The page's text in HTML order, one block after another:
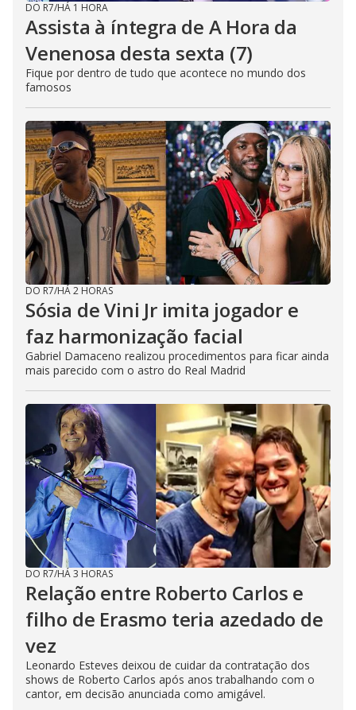
DO R7/HÁ 1 HORA
Assista à íntegra de A Hora da
Venenosa desta sexta (7)
Fique por dentro de tudo que acontece no mundo dos
famosos
DO R7/HÁ 2 HORAS
Sósia de Vini Jr imita jogador e
faz harmonização facial
Gabriel Damaceno realizou procedimentos para ficar ainda
mais parecido com o astro do Real Madrid
DO R7/HÁ 3 HORAS
Relação entre Roberto Carlos e
filho de Erasmo teria azedado de
vez
Leonardo Esteves deixou de cuidar da contratação dos
shows de Roberto Carlos após anos trabalhando com o
cantor, em decisão anunciada como amigável.